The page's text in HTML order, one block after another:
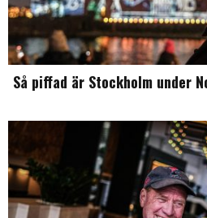
Så piffad är Stockholm under